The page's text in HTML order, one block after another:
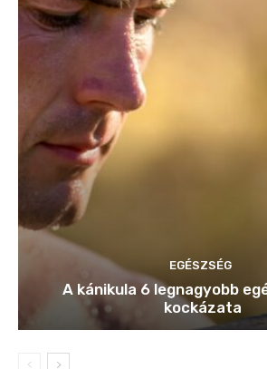
EGÉSZSÉG
A kánikula 6 legnagyobb
kockázata